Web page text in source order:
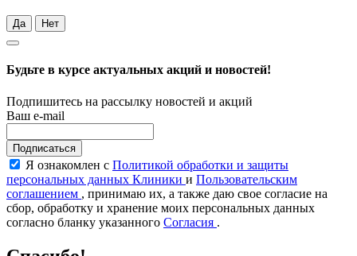
Да Нет
Будьте в курсе актуальных акций и новостей!
Подпишитесь на рассылку новостей и акций
Ваш e-mail
Подписаться
Я ознакомлен с Политикой обработки и защиты
персональных данных Клиники и Пользовательским
соглашением , принимаю их, а также даю свое согласие на
сбор, обработку и хранение моих персональных данных
согласно бланку указанного Согласия .